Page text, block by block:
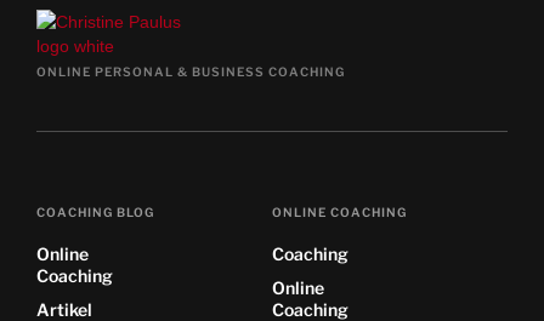
ONLINE PERSONAL & BUSINESS COACHING
COACHING BLOG
Online
Coaching
Artikel
ONLINE COACHING
Coaching
Online
Coaching